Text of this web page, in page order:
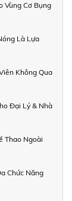
Vùng Cơ Bụng
Là Lựa
Không Qua
Đại Lý & Nhà
Thao Ngoài
Chức Năng